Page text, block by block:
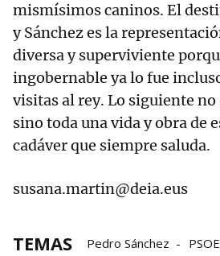
mismísimos caninos. El
y Sánchez es la
diversa y superviviente
ingobernable ya lo fue
visitas al rey. Lo siguiente
sino toda una vida y obra de
cadáver que siempre saluda.
susana.martin@deia.eus
TEMAS Pedro Sánchez PSOE